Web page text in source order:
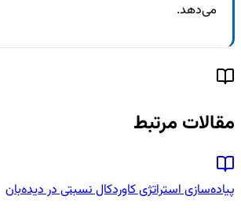
می‌دهد.
مقالات مرتبط
پیاده‌سازی استراتژی کاوردکال نسبتی در دیده‌بان